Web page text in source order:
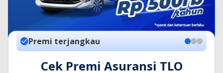
Bandingkan online
Cek Premi Asuransi TLO